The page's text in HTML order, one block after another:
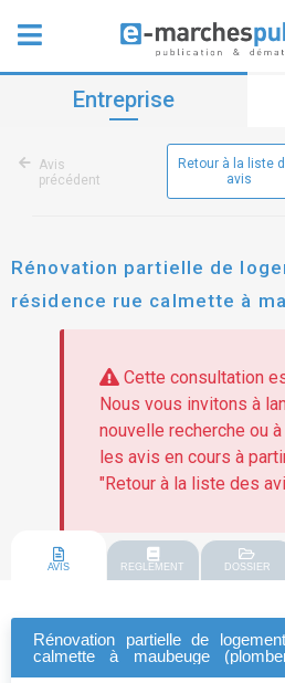
Entreprise
Avis
précédent
Retour à la liste
avis
Rénovation partielle de
résidence rue calmette à
vmc et mise en conformité
Cette consultation
Nous vous invitons à
nouvelle recherche ou
les avis en cours à
"Retour à la liste des
AVIS REGLEMENT DOSSIER
Rénovation partielle de
calmette à maubeuge